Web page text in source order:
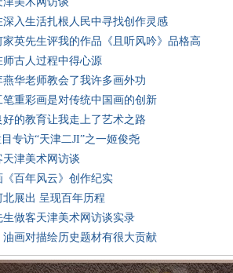
深入生活扎根人民中寻找创作灵感
家英先生评我的作品《且听风吟》品格高
师古人过程中得心源
燕华老师教会了我许多画外功
笔重彩画是对传统中国画的创新
好的教育让我走上了艺术之路
专访“天津二JI”之一姬俊尧
天津美术网访谈
《百年风云》创作纪实
北展出 呈现百年历程
生做客天津美术网访谈实录
油画对描绘历史题材有很大贡献